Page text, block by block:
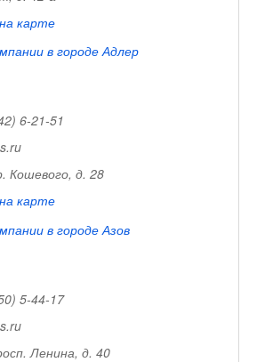
карте
в городе Адлер
6-21-51
Кошевого, д. 28
карте
в городе Азов
5-44-17
Ленина, д. 40